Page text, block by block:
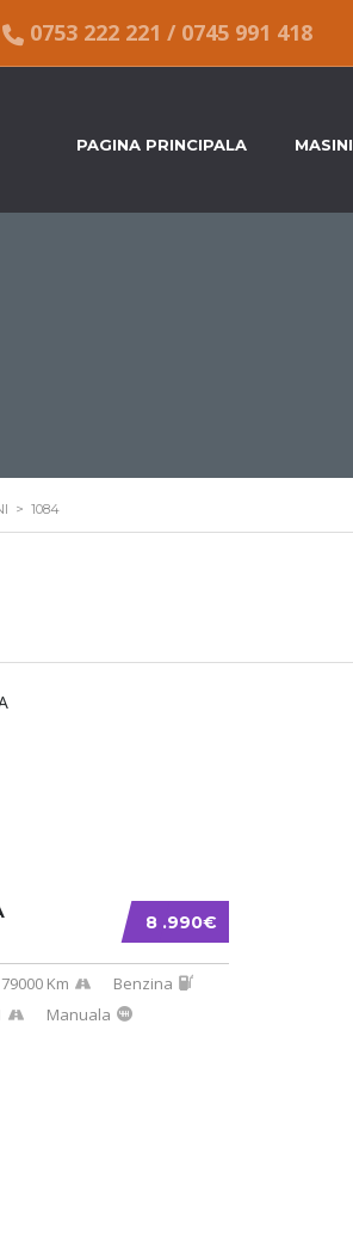
0753 222 221 / 0745 991 418
PAGINA PRINCIPALA MASINI
> 1084
8 .990€
79000 Km
Benzina
Manuala